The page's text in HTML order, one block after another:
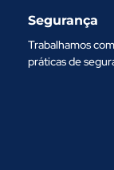
Segurança
Trabalhamos
práticas de